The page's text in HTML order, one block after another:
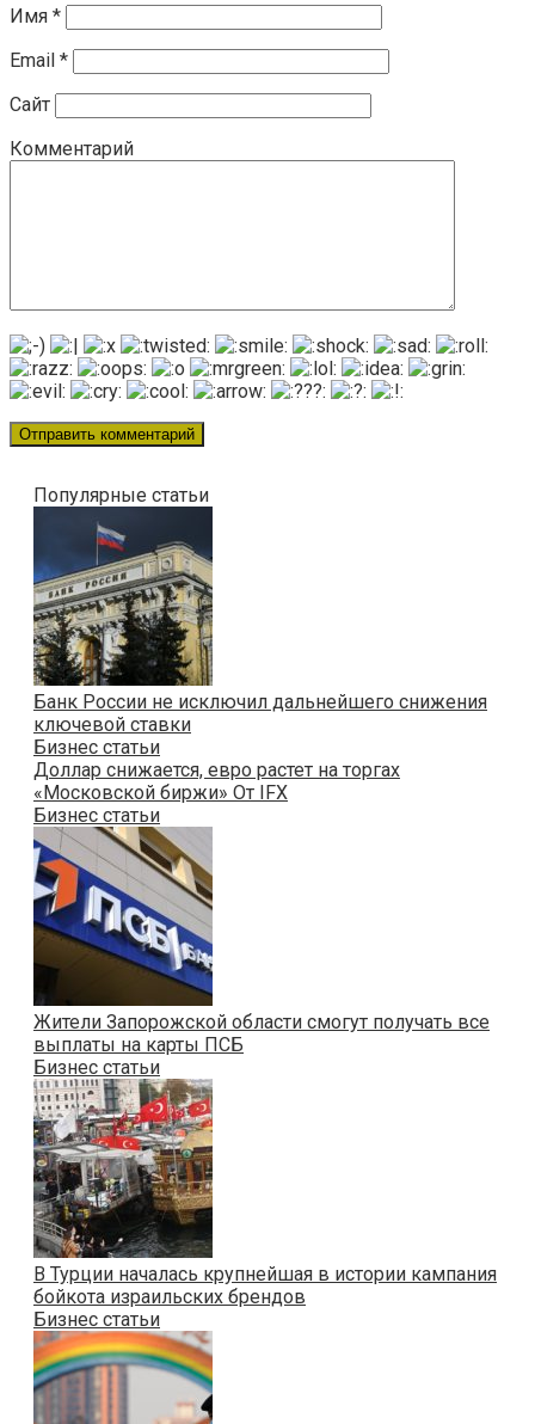
Имя *
Email *
Сайт
Комментарий
Популярные статьи
Банк России не исключил дальнейшего снижения
ключевой ставки
Бизнес статьи
Доллар снижается, евро растет на торгах
«Московской биржи» От IFX
Бизнес статьи
Жители Запорожской области смогут получать все
выплаты на карты ПСБ
Бизнес статьи
В Турции началась крупнейшая в истории кампания
бойкота израильских брендов
Бизнес статьи